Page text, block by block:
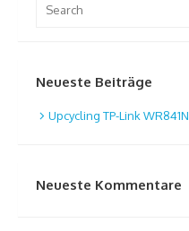
for:
Neueste Beiträge
Upcycling TP-Link WR841N
Neueste Kommentare